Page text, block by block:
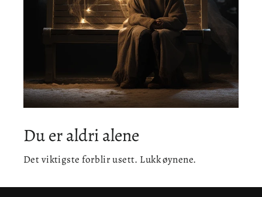
Du er aldri alene
Det viktigste forblir usett. Lukk øynene.